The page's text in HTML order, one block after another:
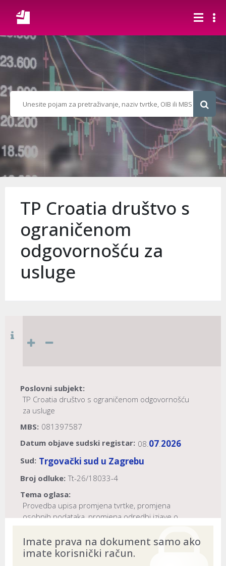
TP Croatia društvo s
ograničenom
odgovornošću za
usluge
Poslovni subjekt:
TP Croatia društvo s ograničenom odgovornošću
za usluge
MBS: 081397587
Datum objave sudski registar: 08.07.2026
Sud: Trgovački sud u Zagrebu
Broj odluke: Tt-26/18033-4
Tema oglasa:
Provedba upisa promjena tvrtke, promjena
osobnih podataka, promjena odredbi izjave o
Tip objave: Pojedinačni (upis)
Naslov:
Imate prava na dokument samo ako
imate korisnički račun.